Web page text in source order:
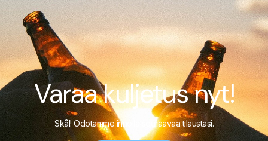
Varaa kuljetus nyt!
Skål! Odotamme innolla seuraavaa tilaustasi.